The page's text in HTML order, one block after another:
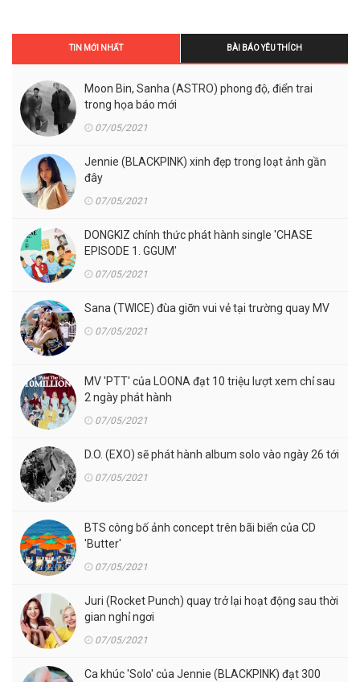
TIN MỚI NHẤT BÀI BÁO YÊU THÍCH
Moon Bin, Sanha (ASTRO) phong độ, điển trai
trong họa báo mới
07/05/2021
Jennie (BLACKPINK) xinh đẹp trong loạt ảnh gần
đây
07/05/2021
DONGKIZ chính thức phát hành single 'CHASE
EPISODE 1. GGUM'
07/05/2021
Sana (TWICE) đùa giỡn vui vẻ tại trường quay MV
07/05/2021
MV 'PTT' của LOONA đạt 10 triệu lượt xem chỉ sau
2 ngày phát hành
07/05/2021
D.O. (EXO) sẽ phát hành album solo vào ngày 26 tới
07/05/2021
BTS công bố ảnh concept trên bãi biển của CD
'Butter'
07/05/2021
Juri (Rocket Punch) quay trở lại hoạt động sau thời
gian nghỉ ngơi
07/05/2021
Ca khúc 'Solo' của Jennie (BLACKPINK) đạt 300